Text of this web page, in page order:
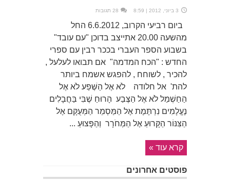
3 ביוני, 2012 | 8:59 28 תגובות
ביום רביעי הקרוב, 6.6.2012 החל
מהשעה 20.00 אתייצב בדוכן "עם עובד"
בשבוע הספר העברי בככר רבין עם ספרי
החדש : "הכח המדמה" אם תבואו לעלעל ,
להכיר , לשוחח , להפגש אשמח ביותר
להת' אל חלודה לֹא אֶל הַשֶּׁפַע לֹא אֶל
הַחַשְׁמַל לֹא אֶל הַצֶּבַע הָרוּחַ שֶׁבִּי בַּחֲבָלִים
נֶעֱלָמִים נִרְתֶּמֶת אֶל הַמַּסְמֵר הַמְּעֻקָּם אֶל
הַצִּנּוֹר הַקָּרוּעַ אֶל הַמְּחֹרָר וְהַפָּצוּעַ ...
קרא עוד »
פוסטים אחרונים